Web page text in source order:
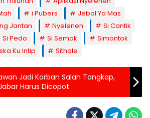
i Pubers
Jebol Ya Mas
Jantan
Nyeleneh
Si Cantik
Si Pedo Si Semok
Simontok
Ku Intip Sithole
Jadi Korban Salah Tangkap,
Harus Dicopot